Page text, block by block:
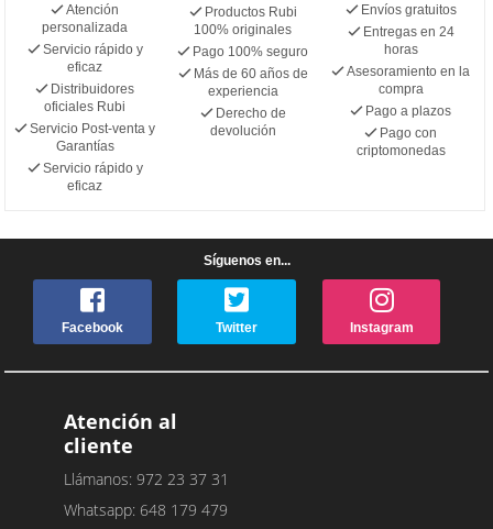
Atención
personalizada
Servicio rápido y
eficaz
Distribuidores
oficiales Rubi
Servicio Post-venta y
Garantías
Servicio rápido y
eficaz
Productos Rubi
100% originales
Pago 100% seguro
Más de 60 años de
experiencia
Derecho de
devolución
Envíos gratuitos
Entregas en 24
horas
Asesoramiento en la
compra
Pago a plazos
Pago con
criptomonedas
Síguenos en...
Facebook Twitter Instagram
Atención al
cliente
Llámanos: 972 23 37 31
Whatsapp: 648 179 479